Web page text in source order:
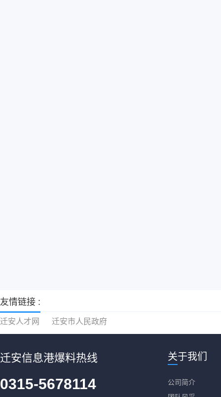
友情链接 :
迁安人才网 迁安市人民政府
迁安信息港爆料热线
0315-5678114
关于我们
公司简介